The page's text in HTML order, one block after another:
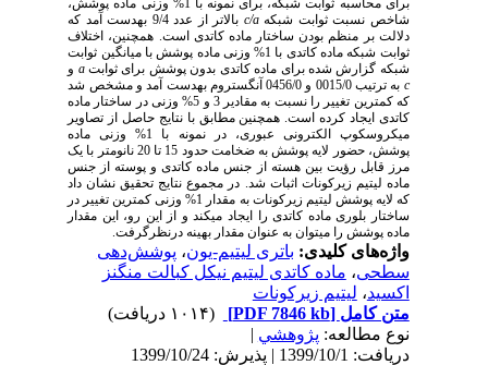
برای محاسبه ثوابت شبکه، برای نمونه با 1% وزنی ماده پوشش،
شاخص نسبت ثوابت شبکهc/a
بالاتر از عدد 9/4 به‏دست آمد که
دلالت بر منظم بودن ساختار ماده کاتدی است. همچنین، اختلاف
ثوابت شبکه ماده کاتدی با 1% وزنی ماده پوشش با میانگین ثوابت
شبکه گزارش شده برای ماده کاتدی بدون پوشش برای ثوابتaو
به ترتیب 0015/0 و 0456/0 آنگستروم به‏دست آمد و مشخص شد
که کمترین تغییر را نسبت به مقادیر 3 و 5% وزنی در ساختار ماده
کاتدی ایجاد کرده است. همچنین مطابق با نتایج حاصل از تصاویر
میکروسکوپ الکترونی عبوری، در نمونه با 1% وزنی ماده
پوشش، حضور لایه پوشش به ضخامت حدود 15 تا 20 نانومتر با یک
مرز قابل رؤیت بین هسته از جنس ماده کاتدی و پوسته از جنس
ماده لیتیم زیرکونات اثبات شد. در مجموع نتایج تحقیق نشان داد
که لایه پوشش لیتیم زیرکونات به مقدار 1% وزنی کمترین تغییر در
ساختار بلوری ماده کاتدی را ایجاد می‏کند و از این رو، این مقدار
ماده پوشش را می‏توان به عنوان مقدار بهینه درنظرگرفت.
واژه‌های کلیدی:باتری‌ لیتیم-یون،پوشش‌دهی
سطحی،ماده کاتدی لیتیم نیکل کبالت منگنز
اکسید،لیتیم زیرکونات
متن کامل[PDF 7846 kb]
نوع مطالعه:پژوهشي|
دریافت: 1399/10/1 | پذیرش: 1399/10/24